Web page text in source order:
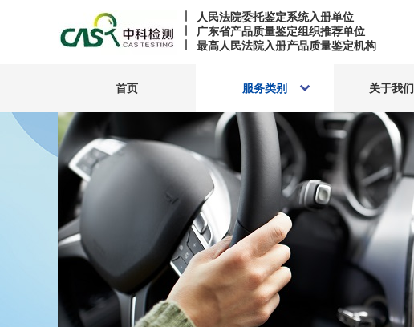
人民法院委托鉴定系统入册单位
广东省产品质量鉴定组织推荐单位
最高人民法院入册产品质量鉴定机构
首页 服务类别 关于我们